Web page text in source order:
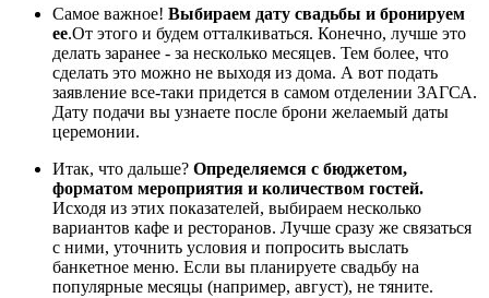
Самое важное! Выбираем дату свадьбы и бронируем
ее.От этого и будем отталкиваться. Конечно, лучше это
делать заранее - за несколько месяцев. Тем более, что
сделать это можно не выходя из дома. А вот подать
заявление все-таки придется в самом отделении ЗАГСА.
Дату подачи вы узнаете после брони желаемый даты
церемонии.
Итак, что дальше? Определяемся с бюджетом,
форматом мероприятия и количеством гостей.
Исходя из этих показателей, выбираем несколько
вариантов кафе и ресторанов. Лучше сразу же связаться
с ними, уточнить условия и попросить выслать
банкетное меню. Если вы планируете свадьбу на
популярные месяцы (например, август), не тяните.